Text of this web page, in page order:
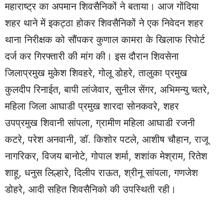
महाराष्ट्र का अपमान शिवसैनिकों ने बताया। आज गोंदिया
शहर थाने में इकट्ठा होकर शिवसैनिकों ने एक निवेदन शहर
थाना निरीक्षक को सौंपकर कुणाल कामरा के खिलाफ रिपोर्ट
दर्ज कर गिरफ्तारी की मांग की। इस दौरान शिवसेना
जिलाप्रमुख मुकेश शिवहरे, गोलू डोहरे, तालुका प्रमुख
कुलदीप रिनाईत, बापी लांजेवार, सुनील सेंगर, अभिमन्यु चतरे,
महिला जिला आघाडी प्रमुख शारदा सोनकवरे, शहर
उपप्रमुख शिवानी सांपला, ग्रामीण महिला आघाडी रजनी
कटरे, परेश अनवानी, डॉ. किशोर पटले, आशीष चौहान, राजू
नागरिकर, विजय बानोटे, गोपाल शर्मा, शशांक मेश्राम, रितेश
शाहू, धनुस लिल्हारे, दिलीप राऊत, श्रीनू सांपला, गणजेश
डोहरे, आदी सहित शिवसैनिको की उपस्थिती रही।